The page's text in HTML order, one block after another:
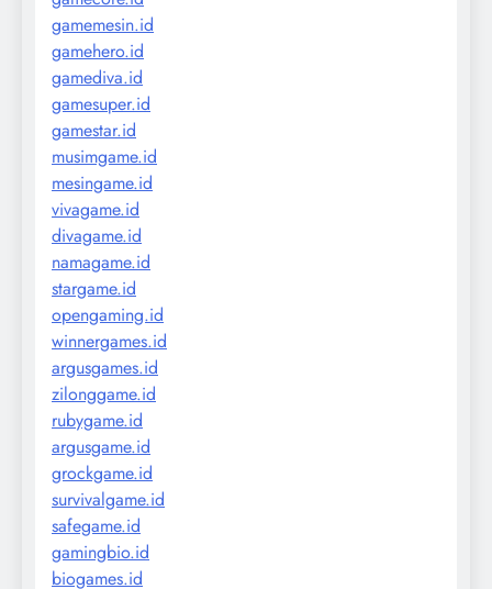
gamemesin.id
gamehero.id
gamediva.id
gamesuper.id
gamestar.id
musimgame.id
mesingame.id
vivagame.id
divagame.id
namagame.id
stargame.id
opengaming.id
winnergames.id
argusgames.id
zilonggame.id
rubygame.id
argusgame.id
grockgame.id
survivalgame.id
safegame.id
gamingbio.id
biogames.id